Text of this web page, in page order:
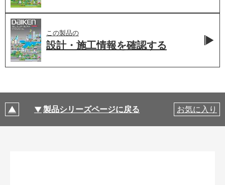
この製品の
設計・施工情報を確認する
製品シリーズページに戻る お気に入り